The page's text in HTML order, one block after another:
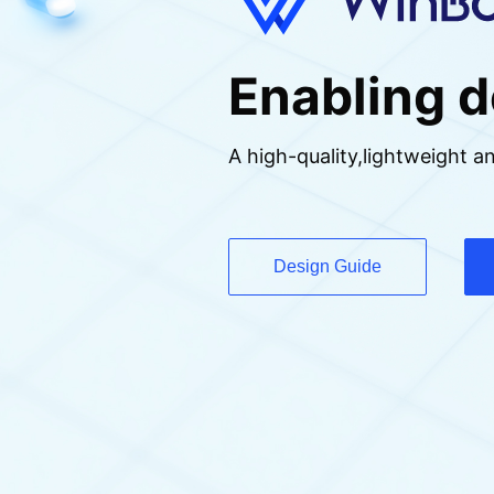
Enabling
A high-quality,lightweight
Design Guide